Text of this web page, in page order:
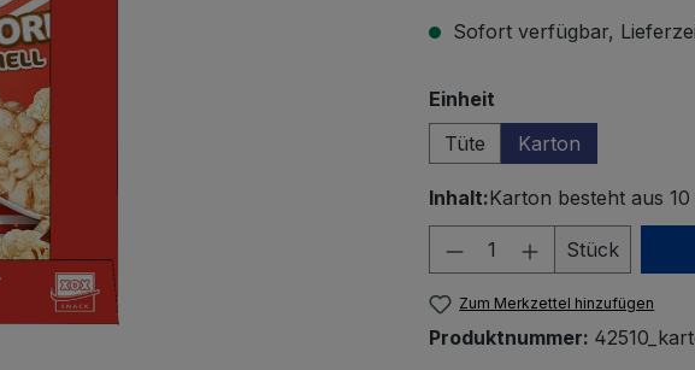
Sofort verfügbar,
Einheit
Tüte
Karton
Inhalt:Karton besteht aus
Produkt Anzahl:
Stück
Zum Merkzettel hinzufügen
Produktnummer: